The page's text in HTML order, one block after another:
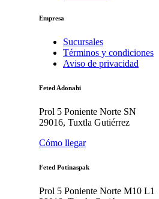
Empresa
Sucursales
Términos y condiciones
Aviso de privacidad
Feted Adonahi
Prol 5 Poniente Norte SN
29016, Tuxtla Gutiérrez
Cómo llegar
Feted Potinaspak
Prol 5 Poniente Norte M10 L1